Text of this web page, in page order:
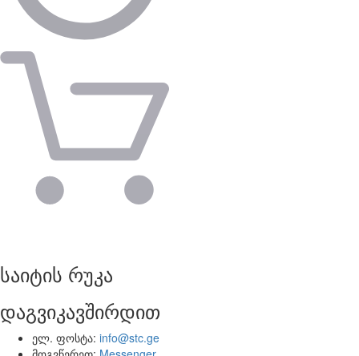
საიტის რუკა
დაგვიკავშირდით
ელ. ფოსტა: info@stc.ge